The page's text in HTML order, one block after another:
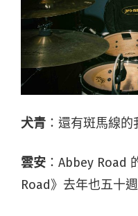
犬青 ：還有斑馬線的
雲安 ：Abbey Road
Road》去年也五十週